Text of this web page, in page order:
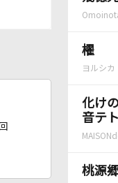
櫂
ヨルシカ
化け
音テ
桃源
回